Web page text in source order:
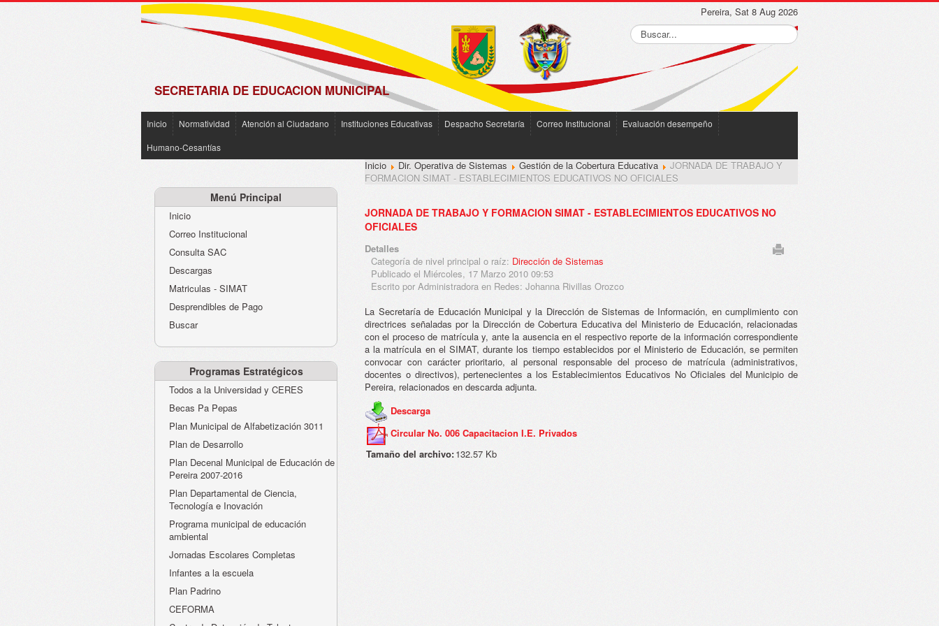
SECRETARIA DE EDUCACION MUNICIPAL
Pereira, Sat 8 Aug 2026
Inicio Normatividad Atención al Ciudadano Instituciones Educativas Despacho Secretaría Correo Institucional
Evaluación desempeño
Humano-Cesantías
Menú Principal
Inicio
Correo Institucional
Consulta SAC
Descargas
Matriculas - SIMAT
Desprendibles de Pago
Buscar
Programas Estratégicos
Todos a la Universidad y CERES
Becas Pa Pepas
Plan Municipal de Alfabetización 3011
Plan de Desarrollo
Plan Decenal Municipal de Educación de
Pereira 2007-2016
Plan Departamental de Ciencia,
Tecnología e Inovación
Programa municipal de educación
ambiental
Jornadas Escolares Completas
Infantes a la escuela
Plan Padrino
CEFORMA
de
Inicio Dir. Operativa de Sistemas Gestión de la Cobertura Educativa
JORNADA DE TRABAJO Y
FORMACION SIMAT - ESTABLECIMIENTOS EDUCATIVOS NO OFICIALES
JORNADA DE TRABAJO Y FORMACION SIMAT - ESTABLECIMIENTOS EDUCATIVOS NO
OFICIALES
Detalles
Categoría de nivel principal o raíz: Dirección de Sistemas
Publicado el Miércoles, 17 Marzo 2010 09:53
Escrito por Administradora en Redes: Johanna Rivillas Orozco
La Secretaría de Educación Municipal y la Dirección de Sistemas de Información, en cumplimiento con
directrices señaladas por la Dirección de Cobertura Educativa del Ministerio de Educación, relacionadas
con el proceso de matrícula y, ante la ausencia en el respectivo reporte de la información correspondiente
a la matrícula en el SIMAT, durante los tiempo establecidos por el Ministerio de Educación, se permiten
convocar con carácter prioritario, al personal responsable del proceso de matrícula (administrativos,
docentes o directivos), pertenecientes a los Establecimientos Educativos No Oficiales del Municipio de
Pereira, relacionados en descarda adjunta.
Descarga
Circular No. 006 Capacitacion I.E. Privados
Tamaño del archivo:132.57 Kb